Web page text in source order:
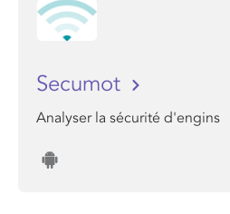
Secumot
Analyser la sécurité d'engins